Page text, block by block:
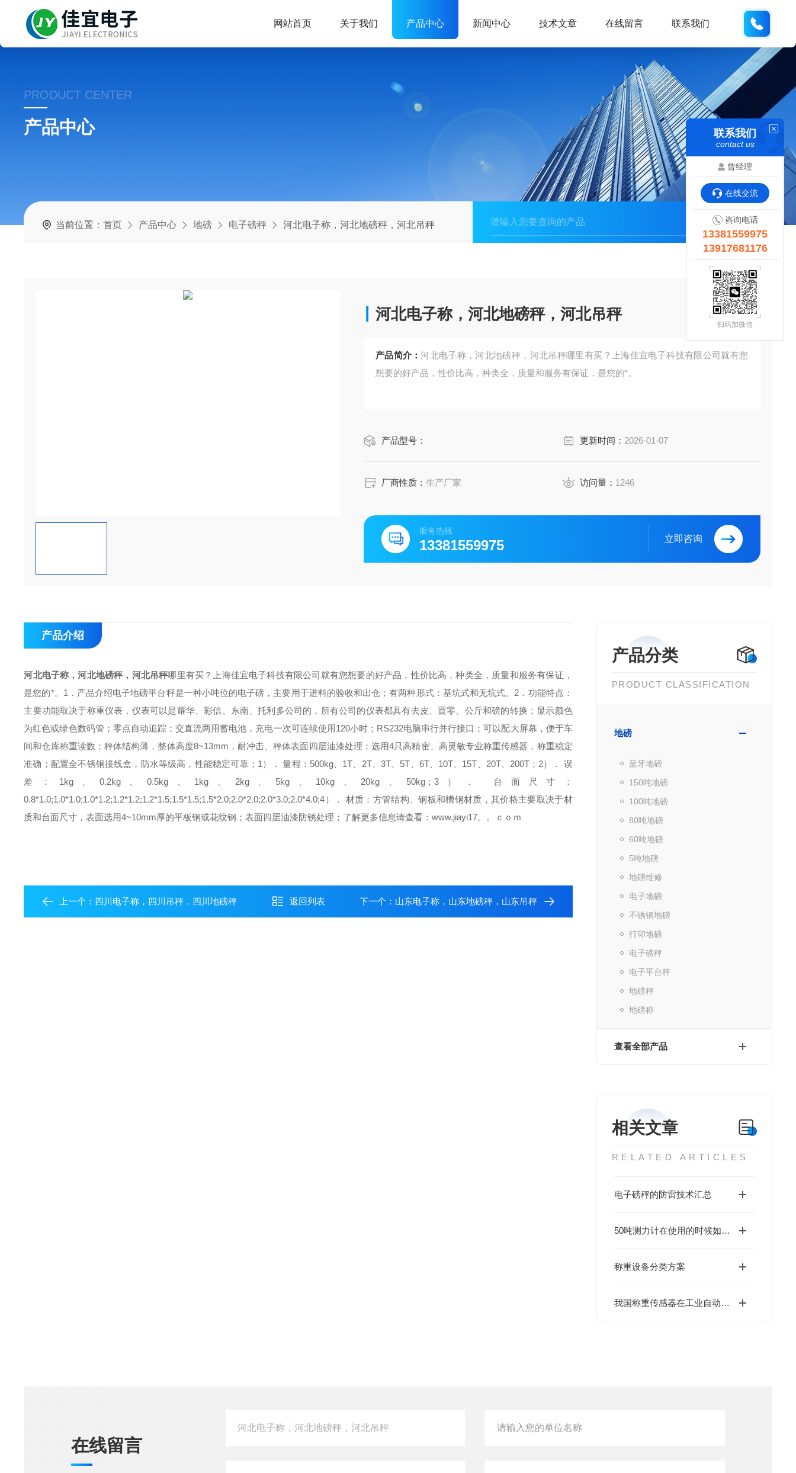
网站首页 关于我们 产品中心 新闻中心 技术文章 在线留言 联系我们
PRODUCT CENTER
产品中心
当前位置：首页 产品中心 地磅 电子磅秤 河北电子称，河北地磅秤，河北吊秤
河北电子称，河北地磅秤，河北吊秤
产品简介：河北电子称，河北地磅秤，河北吊秤哪里有买？上海佳宜电子科技有限公司就有您
想要的好产品，性价比高，种类全，质量和服务有保证，是您的*。
产品型号： 更新时间： 2026-01-07
厂商性质：生产厂家 访问量： 1246
服务热线
13381559975 立即咨询
产品分类
PRODUCT CLASSIFICATION
地磅
蓝牙地磅
150吨地磅
100吨地磅
80吨地磅
60吨地磅
5吨地磅
地磅维修
电子地磅
不锈钢地磅
打印地磅
电子磅秤
电子平台秤
地磅秤
地磅称
查看全部产品
相关文章
RELATED ARTICLES
电子磅秤的防雷技术汇总
50吨测力计在使用的时候如何操作
称重设备分类方案
我国称重传感器在工业自动化及物联网应用中面临的问题
产品介绍
河北电子称，河北地磅秤，河北吊秤哪里有买？上海佳宜电子科技有限公司就有您想要的好产品，性价比高，种类全，质量和服务有保证，
是您的*。1．产品介绍电子地磅平台秤是一种小吨位的电子磅，主要用于进料的验收和出仓；有两种形式：基坑式和无坑式。 2．功能特点：
主要功能取决于称重仪表，仪表可以是耀华、彩信、东南、托利多公司的，所有公司的仪表都具有去皮、置零、公斤和磅的转换； 显示颜色
为红色或绿色数码管； 零点自动追踪；交直流两用蓄电池，充电一次可连续使用120小时； RS232电脑串行并行接口；可以配大屏幕，便于车
间和仓库称重读数； 秤体结构薄，整体高度8~13mm，耐冲击、秤体表面四层油漆处理；选用4只高精密、高灵敏专业称重传感器，称重稳定
准确； 配置全不锈钢接线盒，防水等级高，性能稳定可靠； 1）． 量程： 500kg、1T、2T、3T、5T、6T、10T、15T、20T、200T； 2）． 误
差： 1kg、0.2kg、0.5kg、1kg、2kg、5kg、10kg、20kg、50kg； 3）． 台面尺寸：
0.8*1.0;1.0*1.0;1.0*1.2;1.2*1.2;1.2*1.5;1.5*1.5;1.5*2.0;2.0*2.0;2.0*3.0;2.0*4.0;4）． 材质： 方管结构、钢板和槽钢材质，其价格主要取决于材
质和台面尺寸，表面选用4~10mm厚的平板钢或花纹钢；表面四层油漆防锈处理； 了解更多信息请查看：www.jiayi17。。ｃｏｍ
上一个： 四川电子称，四川吊秤，四川地磅秤 返回列表 下一个： 山东电子称，山东地磅秤，山东吊秤
在线留言
联系我们
contact us
曾经理
在线交流
咨询电话
13381559975
13917681176
扫码加微信